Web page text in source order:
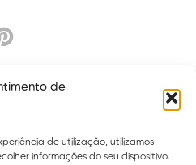
de
de utilização, utilizamos
informações do seu dispositivo.
Serviços